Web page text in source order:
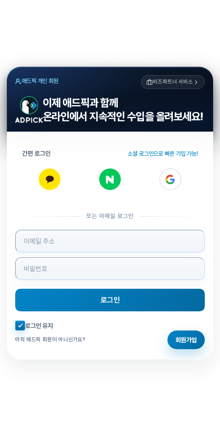
애드픽 개인 회원 비즈파트너 서비스
이제 애드픽과 함께
온라인에서 지속적인 수입을 올려보세요!
간편 로그인 소셜 로그인으로 빠른 가입 가능!
또는 이메일 로그인
로그인 정보 입력
로그인
자동로그인 체크
로그인 유지
아직 애드픽 회원이 아니신가요? 회원가입